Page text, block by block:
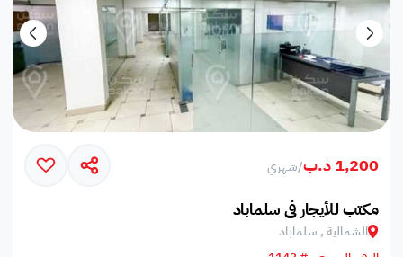
1,200 د.ب /شهري
مكتب للأيجار في سلماباد
الشمالية , سلماباد